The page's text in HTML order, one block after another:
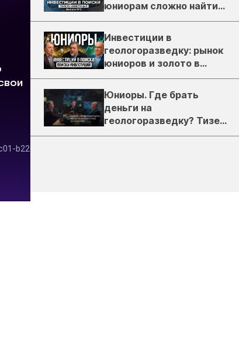
юниорам сложно найти
деньги
Инвестиции в
геологоразведку: рынок
юниоров и золото в
России
Юниоры. Где брать
деньги на
геологоразведку? Тизер
подкаста ЗиТ №1